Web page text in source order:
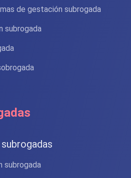
de gestación subrogada
subrogada
subrogada